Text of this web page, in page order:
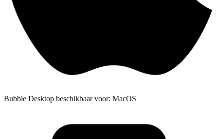
Bubble Desktop beschikbaar voor: MacOS